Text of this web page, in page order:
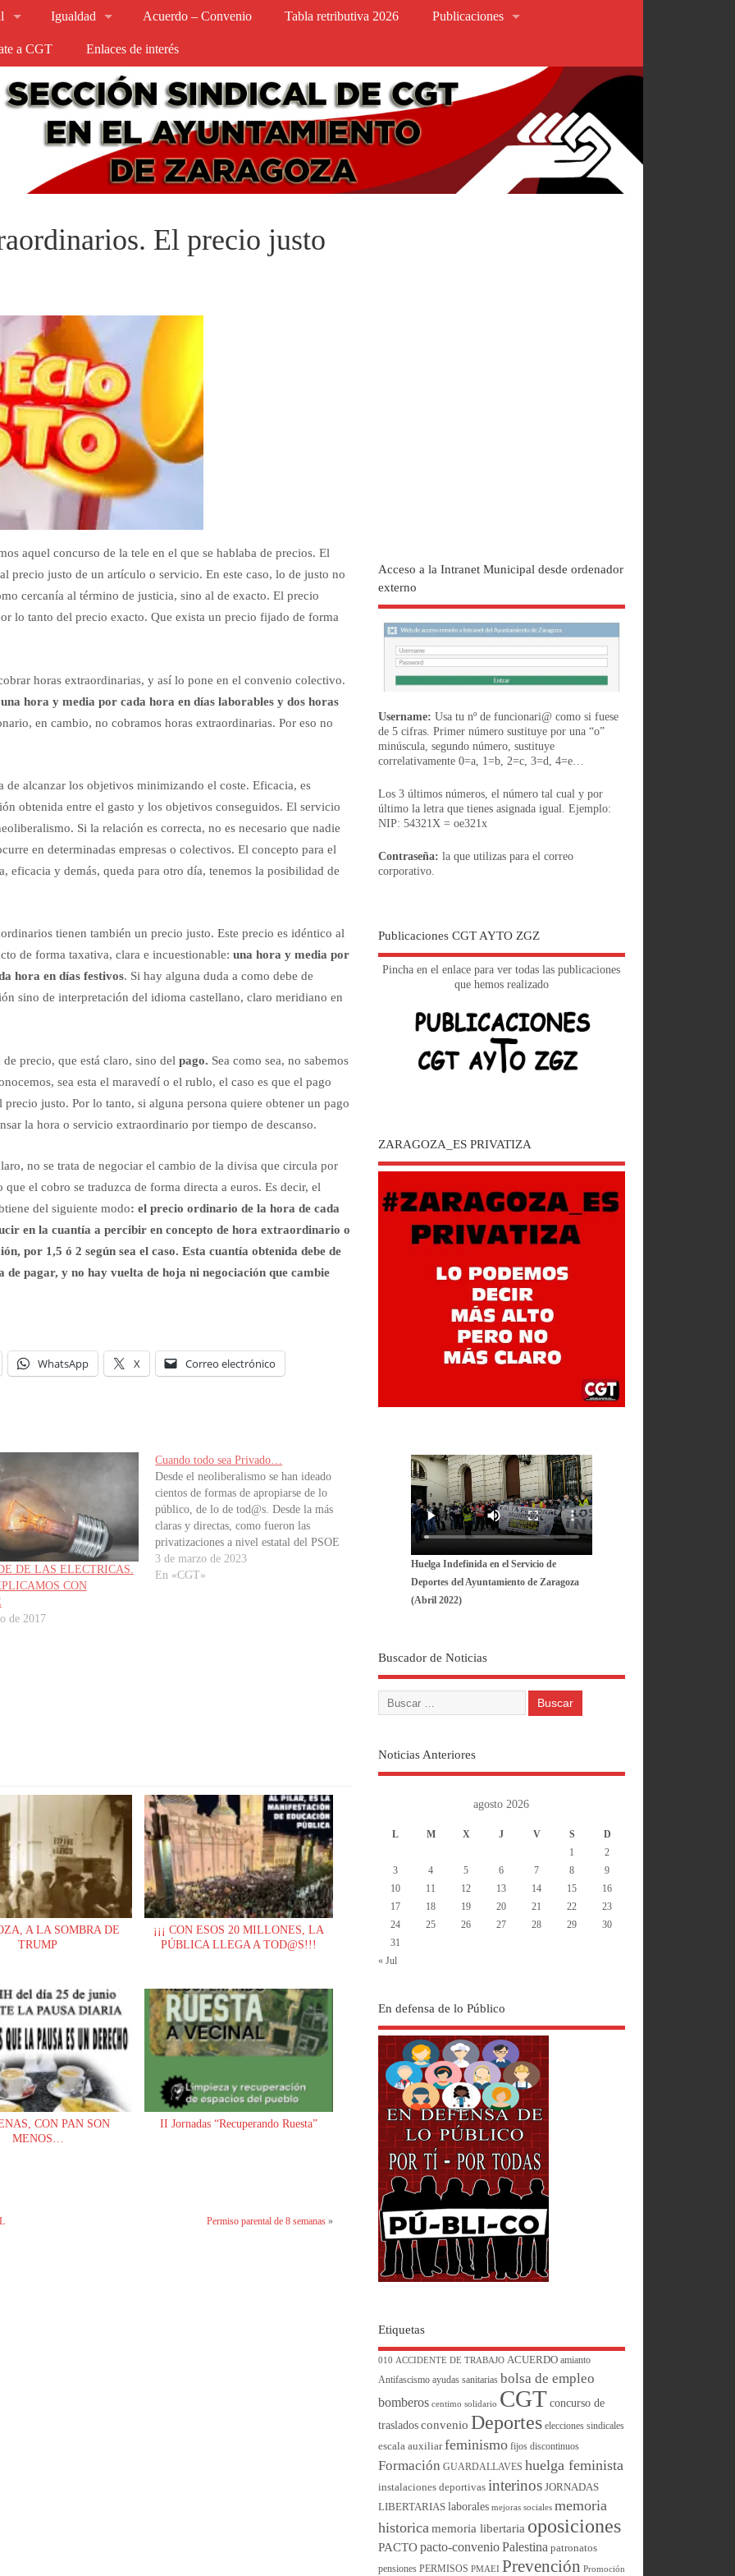
Igualdad Acuerdo – Convenio Tabla retributiva 2026 Publicaciones
a CGT Enlaces de interés
El precio justo
aquel concurso de la tele en el que se hablaba de precios. El
precio justo de un artículo o servicio. En este caso, lo de justo no
cercanía al término de justicia, sino al de exacto. El precio
lo tanto del precio exacto. Que exista un precio fijado de forma
horas extraordinarias, y así lo pone en el convenio colectivo.
una hora y media por cada hora en días laborables y dos horas
en cambio, no cobramos horas extraordinarias. Por eso no
alcanzar los objetivos minimizando el coste. Eficacia, es
obtenida entre el gasto y los objetivos conseguidos. El servicio
Si la relación es correcta, no es necesario que nadie
en determinadas empresas o colectivos. El concepto para el
y demás, queda para otro día, tenemos la posibilidad de
tienen también un precio justo. Este precio es idéntico al
de forma taxativa, clara e incuestionable:una hora y media por
hora en días festivos. Si hay alguna duda a como debe de
sino de interpretación del idioma castellano, claro meridiano en
precio, que está claro, sino del pago. Sea como sea, no sabemos
sea esta el maravedí o el rublo, el caso es que el pago
justo. Por lo tanto, si alguna persona quiere obtener un pago
la hora o servicio extraordinario por tiempo de descanso.
no se trata de negociar el cambio de la divisa que circula por
el cobro se traduzca de forma directa a euros. Es decir, el
del siguiente modo: el precio ordinario de la hora de cada
en la cuantía a percibir en concepto de hora extraordinario o
por 1,5 ó 2 según sea el caso. Esta cuantía obtenida debe de
de pagar, y no hay vuelta de hoja ni negociación que cambie
WhatsApp X Correo electrónico
DE LAS ELECTRICAS.
CON
de 2017
Cuando todo sea Privado…
Desde el neoliberalismo se han ideado
cientos de formas de apropiarse de lo
público, de lo de tod@s. Desde la más
claras y directas, como fueron las
privatizaciones a nivel estatal del PSOE
Y DEL PP, como Telefónica, Endesa
(tod@s sabemos cómo pagamos ahora la
3 de marzo de 2023
En «CGT»
A LA SOMBRA DE
TRUMP
¡¡¡ CON ESOS 20 MILLONES, LA
PÚBLICA LLEGA A TOD@S!!!
CON PAN SON
MENOS…
II Jornadas “Recuperando Ruesta”
Permiso parental de 8 semanas »
Acceso a la Intranet Municipal desde ordenador
externo
Username: Usa tu nº de funcionari@ como si fuese
de 5 cifras. Primer número sustituye por una “o”
minúscula, segundo número, sustituye
correlativamente 0=a, 1=b, 2=c, 3=d, 4=e…
Los 3 últimos números, el número tal cual y por
último la letra que tienes asignada igual. Ejemplo:
NIP: 54321X = oe321x
Contraseña: la que utilizas para el correo
corporativo.
Publicaciones CGT AYTO ZGZ
Pincha en el enlace para ver todas las publicaciones
que hemos realizado
ZARAGOZA_ES PRIVATIZA
Huelga Indefinida en el Servicio de
Deportes del Ayuntamiento de Zaragoza
(Abril 2022)
Buscador de Noticias
Noticias Anteriores
agosto 2026
L M X J V S
D
1
2
3
4 5 6 7 8
9
10
11 12 13 14 15
16
17
18 19 20 21 22
23
24
25 26 27 28 29
30
31
« Jul
En defensa de lo Público
Etiquetas
010 ACCIDENTE DE TRABAJO ACUERDO amianto
Antifascismo ayudas sanitarias bolsa de empleo
bomberos centimo solidario CGT concurso de
traslados convenio Deportes elecciones sindicales
escala auxiliar feminismo fijos discontinuos
Formación GUARDALLAVES huelga feminista
instalaciones deportivas interinos JORNADAS
LIBERTARIAS laborales mejoras sociales memoria
historica memoria libertaria oposiciones
PACTO pacto-convenio Palestina patronatos
pensiones PERMISOS PMAEI Prevención Promoción